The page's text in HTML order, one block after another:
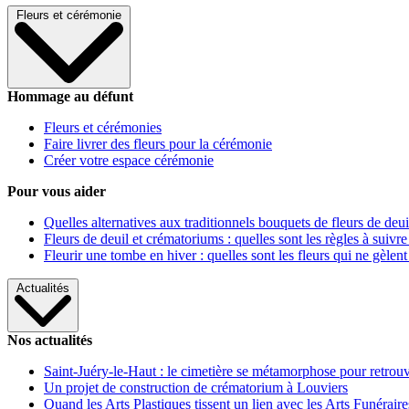
Fleurs et cérémonie
Hommage au défunt
Fleurs et cérémonies
Faire livrer des fleurs pour la cérémonie
Créer votre espace cérémonie
Pour vous aider
Quelles alternatives aux traditionnels bouquets de fleurs de
Fleurs de deuil et crématoriums : quelles sont les règles à
Fleurir une tombe en hiver : quelles sont les fleurs qui ne gèlent
Actualités
Nos actualités
Saint-Juéry-le-Haut : le cimetière se métamorphose pour
Un projet de construction de crématorium à Louviers
Quand les Arts Plastiques tissent un lien avec les Arts